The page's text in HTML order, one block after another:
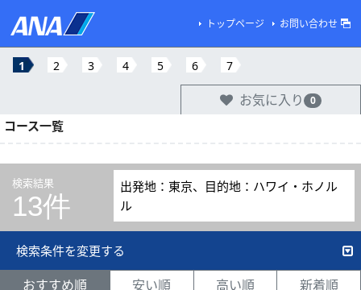
トップページ お問い合わせ
1 2 3 4 5 6 7
お気に入り 0
コース一覧
検索結果
13件
出発地：東京、目的地：ハワイ・ホノル
ル
検索条件を変更する
おすすめ順 安い順 高い順 新着順